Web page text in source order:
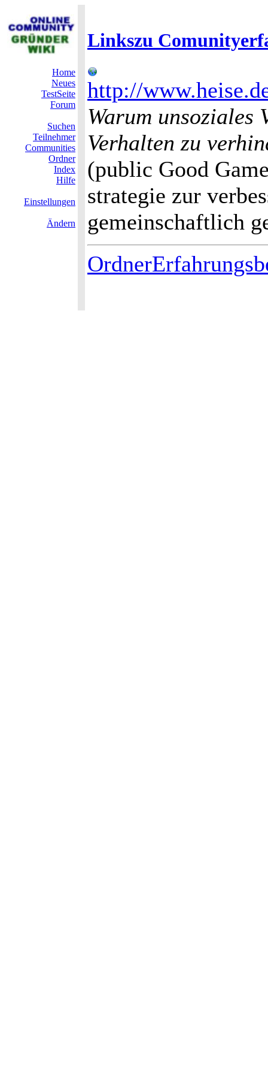
Linkszu
Home
Neues
TestSeite
Forum
Suchen
Teilnehmer
Communities
Ordner
Index
Hilfe
Einstellungen
Ändern
http://
Warum unsoziales
Verhalten zu
(public Good
strategie zur
gemeinschaftlich